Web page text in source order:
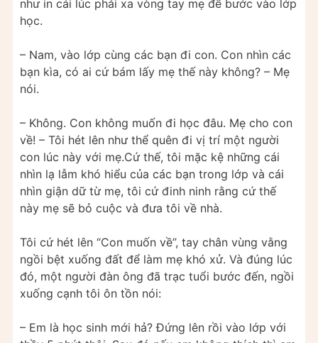
như in cái lúc phải xa vòng tay mẹ để bước vào lớp
học.
– Nam, vào lớp cùng các bạn đi con. Con nhìn các
bạn kìa, có ai cứ bám lấy mẹ thế này không? – Mẹ
nói.
– Không. Con không muốn đi học đâu. Mẹ cho con
về! – Tôi hét lên như thể quên đi vị trí một người
con lúc này với mẹ.Cứ thế, tôi mặc kệ những cái
nhìn lạ lẫm khó hiểu của các bạn trong lớp và cái
nhìn giận dữ từ mẹ, tôi cứ đinh ninh rằng cứ thế
này mẹ sẽ bỏ cuộc và đưa tôi về nhà.
Tôi cứ hét lên “Con muốn về”, tay chân vùng vằng
ngồi bệt xuống đất để làm mẹ khó xử. Và đúng lúc
đó, một người đàn ông đã trạc tuổi bước đến, ngồi
xuống cạnh tôi ôn tồn nói:
– Em là học sinh mới hả? Đứng lên rồi vào lớp với